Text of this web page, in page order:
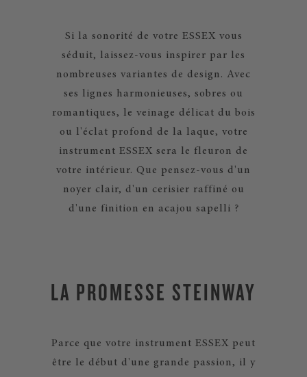
Si la sonorité de votre ESSEX vous
séduit, laissez-vous inspirer par les
nombreuses variantes de design. Avec
ses lignes harmonieuses, sobres ou
romantiques, le veinage délicat du bois
ou l'éclat profond de la laque, votre
instrument ESSEX sera le fleuron de
votre intérieur. Que pensez-vous d'un
noyer clair, d'un cerisier raffiné ou
d'une finition en acajou sapelli ?
LA PROMESSE STEINWAY
Parce que votre instrument ESSEX peut
être le début d'une grande passion, il y